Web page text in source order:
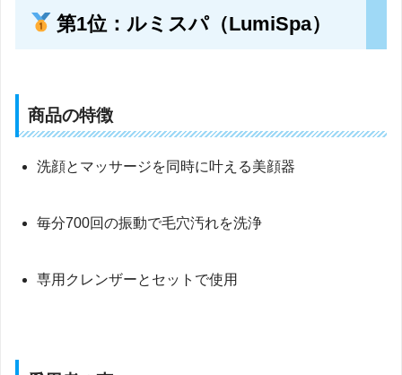
第1位：ルミスパ（LumiSpa）
商品の特徴
洗顔とマッサージを同時に叶える美顔器
毎分700回の振動で毛穴汚れを洗浄
専用クレンザーとセットで使用